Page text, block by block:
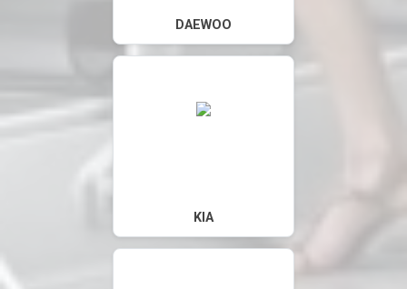
DAEWOO
KIA